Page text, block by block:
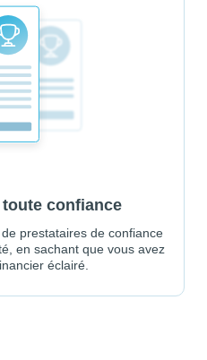
confiance
prestataires de confiance
en sachant que vous avez
éclairé.